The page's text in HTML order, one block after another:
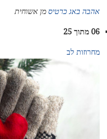
אהבה באג כרטיס מן אשוחית
06 מתוך 25
מחרוזות לב